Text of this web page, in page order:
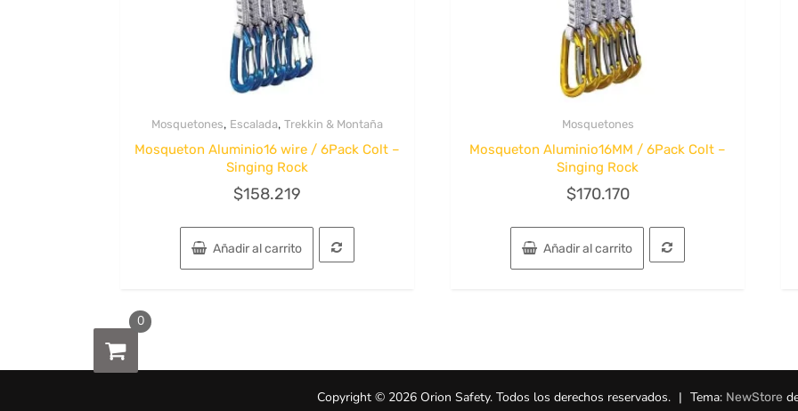
Mosquetones, Escalada, Trekkin & Montaña
Mosqueton Aluminio16 wire / 6Pack Colt –
Singing Rock
$158.219
Añadir al carrito
Mosquetones
Mosqueton Aluminio16MM / 6Pack Colt –
Singing Rock
$170.170
Añadir al carrito
Copyright © 2026 Orion Safety. Todos los derechos reservados. | Tema: NewStore
0